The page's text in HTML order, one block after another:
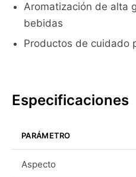
Aromatización de alta
bebidas
Productos de cuidado
Especificaciones
PARÁMETRO
Aspecto